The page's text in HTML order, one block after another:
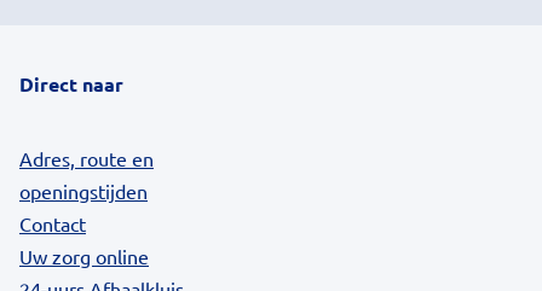
Direct naar
Adres, route en
openingstijden
Contact
Uw zorg online